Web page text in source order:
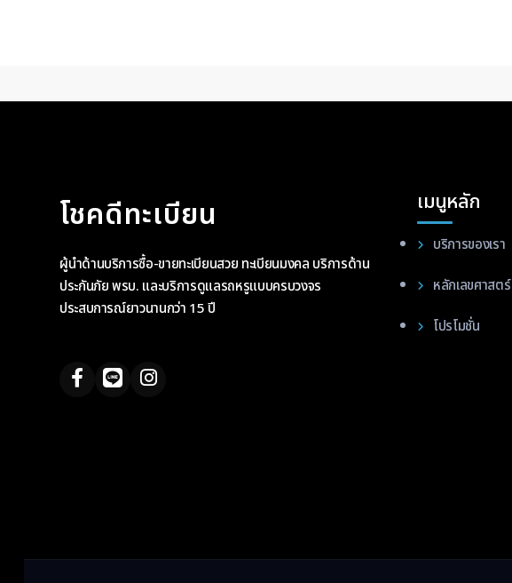
โชคดีทะเบียน
ผู้นำด้านบริการซื้อ-ขายทะเบียนสวย ทะเบียนมงคล บริการด้าน
ประกันภัย พรบ. และบริการดูแลรถหรูแบบครบวงจร
ประสบการณ์ยาวนานกว่า 15 ปี
เมนูหลัก
บริการของเรา
หลักเลขศาสตร์
โปรโมชั่น